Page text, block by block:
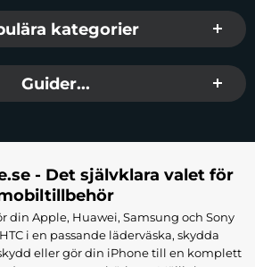
kategorier
Guider...
- Det självklara valet för
din Apple, Huawei, Samsung och Sony
i en passande läderväska, skydda
eller gör din iPhone till en komplett